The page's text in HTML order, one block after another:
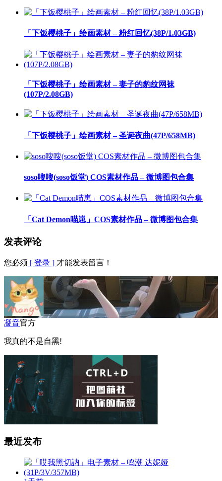
「下饭樱桃子」绘画素材 – 粉红回忆(38P/1.03GB)
「下饭樱桃子」绘画素材 – 妻子的豹纹网袜
(107P/2.08GB)
「下饭樱桃子」绘画素材 – 圣诞夜曲(47P/658MB)
soso嗖嗖(soso饭堂) COS素材作品 – 微博图包合集
「Cat Demon喵崽」COS素材作品 – 微博图包合集
发表评论
您必须 [ 登录 ] 才能发表留言！
凝音官方
我真的不是自黑!
最近发布